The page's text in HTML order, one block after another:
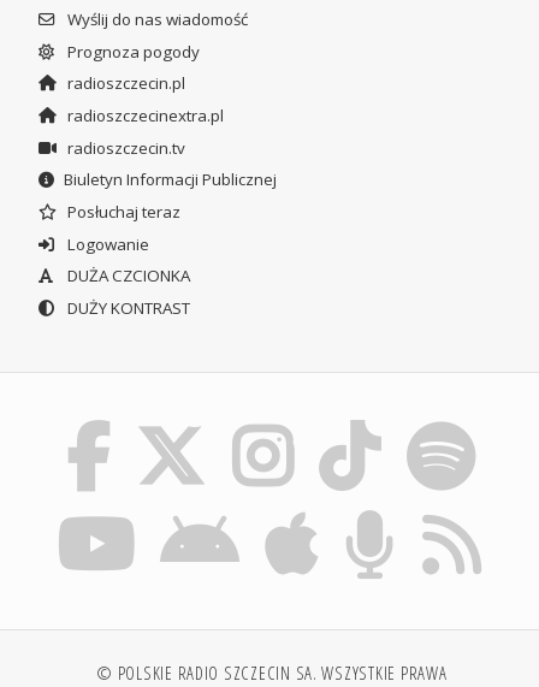
Wyślij do nas wiadomość
Prognoza pogody
radioszczecin.pl
radioszczecinextra.pl
radioszczecin.tv
Biuletyn Informacji Publicznej
Posłuchaj teraz
Logowanie
DUŻA CZCIONKA
DUŻY KONTRAST
© POLSKIE RADIO SZCZECIN SA. WSZYSTKIE PRAWA